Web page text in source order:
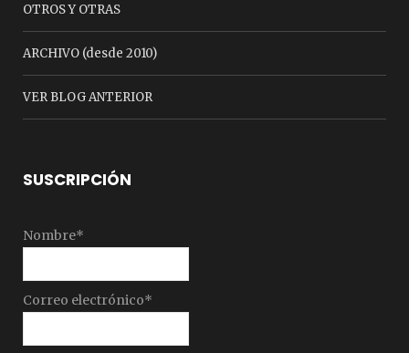
OTROS Y OTRAS
ARCHIVO (desde 2010)
VER BLOG ANTERIOR
SUSCRIPCIÓN
Nombre*
Correo electrónico*